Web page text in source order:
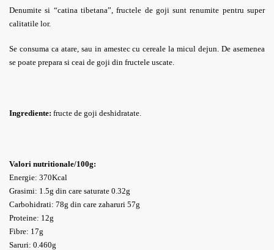
Denumite si “catina tibetana”, fructele de goji sunt renumite pentru super
calitatile lor.
Se consuma ca atare, sau in amestec cu cereale la micul dejun. De asemenea
se poate prepara si ceai de goji din fructele uscate.
Ingrediente: fructe de goji deshidratate.
Valori nutritionale/100g:
Energie: 370Kcal
Grasimi: 1.5g din care saturate 0.32g
Carbohidrati: 78g din care zaharuri 57g
Proteine: 12g
Fibre: 17g
Saruri: 0.460g